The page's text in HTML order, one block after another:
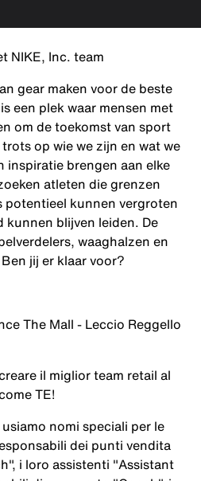
NIKE, Inc. team
gear maken voor de beste
een plek waar mensen met
om de toekomst van sport
op wie we zijn en wat we
inspiratie brengen aan elke
atleten die grenzen
potentieel kunnen vergroten
kunnen blijven leiden. De
waaghalzen en
jij er klaar voor?
The Mall - Leccio Reggello
il miglior team retail al
TE!
nomi speciali per le
dei punti vendita
i loro assistenti "Assistant